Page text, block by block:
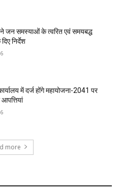
जन समस्याओं के त्वरित एवं समयबद्ध
निर्देश
में दर्ज होंगे महायोजना-2041 पर
more